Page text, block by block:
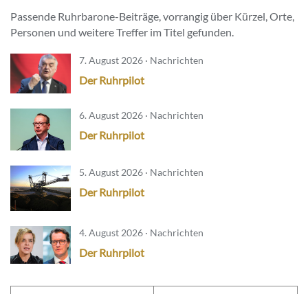
Passende Ruhrbarone-Beiträge, vorrangig über Kürzel, Orte,
Personen und weitere Treffer im Titel gefunden.
7. August 2026 · Nachrichten
Der Ruhrpilot
6. August 2026 · Nachrichten
Der Ruhrpilot
5. August 2026 · Nachrichten
Der Ruhrpilot
4. August 2026 · Nachrichten
Der Ruhrpilot